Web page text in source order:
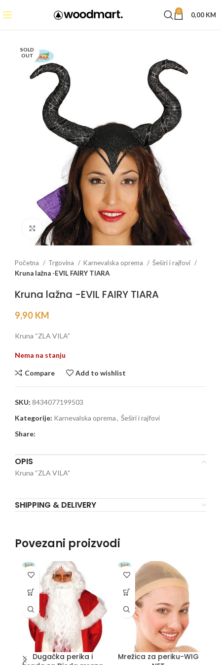
0 0,00 KM
SOLD
OUT
Click to enlarge
Početna Trgovina Karnevalska oprema
Šeširi i rajfovi
Kruna lažna -EVIL FAIRY TIARA
Kruna lažna -EVIL FAIRY TIARA
9,90 KM
Kruna “ZLA VILA”
Nema na stanju
Compare Add to wishlist
SKU: 8434077199503
Kategorije: Karnevalska oprema, Šeširi i rajfovi
Share:
OPIS
Kruna “ZLA VILA”
SHIPPING & DELIVERY
Povezani proizvodi
Dugačka perika i
Mrežica za periku-WIG